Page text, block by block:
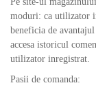
moduri: ca utilizator
beneficia de
accesa istoricul
utilizator inregistrat.
Pasii de comanda: